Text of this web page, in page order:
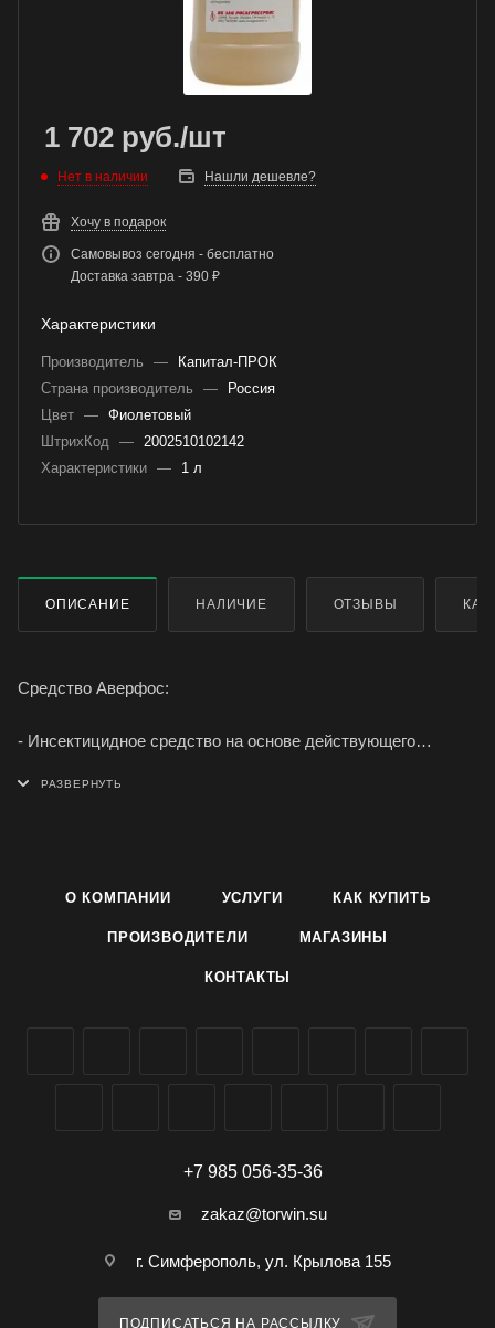
1 702 руб./шт
Нет в наличии Нашли дешевле?
Хочу в подарок
Самовывоз сегодня - бесплатно
Доставка завтра - 390 ₽
Характеристики
Производитель —
Капитал-ПРОК
Страна производитель
—
Россия
Цвет — Фиолетовый
ШтрихКод — 2002510102142
Характеристики — 1 л
ОПИСАНИЕ НАЛИЧИЕ ОТЗЫВЫ
Средство Аверфос:
- Инсектицидное средство на основе действующего
- Предназначен для уничтожения клопов, тараканов,
- Применяется на объектах и помещениях различного
О КОМПАНИИ УСЛУГИ КАК КУПИТЬ
ПРОИЗВОДИТЕЛИ МАГАЗИНЫ
КОНТАКТЫ
+7 985 056-35-36
zakaz@torwin.su
г. Симферополь, ул. Крылова 155
ПОДПИСАТЬСЯ НА РАССЫЛКУ